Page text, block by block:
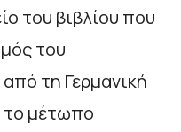
του βιβλίου που
του
τη Γερμανική
το μέτωπο